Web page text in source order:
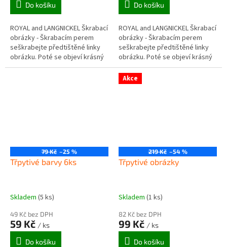
Do košíku
ROYAL and LANGNICKEL Škrabací
obrázky - Škrabacím perem
seškrabejte předtištěné linky
obrázku. Poté se objeví krásný
rytinový obrázek, který se
Do košíku
ROYAL and LANGNICKEL Škrabací
obrázky - Škrabacím perem
seškrabejte předtištěné linky
obrázku. Poté se objeví krásný
rytinový obrázek, který se
leskne z různých úhlů pohledu.
Ke...
79 Kč –25 %
Třpytivé barvy 6ks
Skladem (5 ks)
49 Kč bez DPH
59 Kč / ks
Do košíku
Akce
219 Kč –54 %
Třpytivé obrázky
Skladem (1 ks)
82 Kč bez DPH
99 Kč / ks
Do košíku